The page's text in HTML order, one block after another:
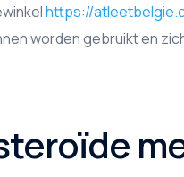
https://
worden gebruikt en